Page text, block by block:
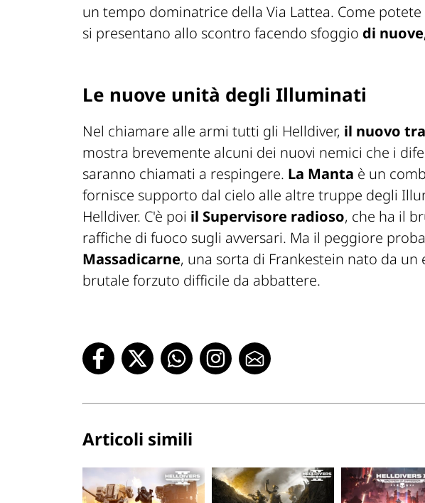
un tempo dominatrice della Via Lattea. Come
si presentano allo scontro facendo sfoggio di
Le nuove unità degli Illuminati
Nel chiamare alle armi tutti gli Helldiver, il nuovo
mostra brevemente alcuni dei nuovi nemici che i
saranno chiamati a respingere. La Manta è un
fornisce supporto dal cielo alle altre truppe degli
Helldiver. C'è poi il Supervisore radioso, che ha il
raffiche di fuoco sugli avversari. Ma il peggiore
Massadicarne, una sorta di Frankestein nato da
brutale forzuto difficile da abbattere.
Articoli simili